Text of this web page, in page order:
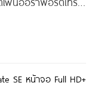
SE หน้าจอ Full HD+